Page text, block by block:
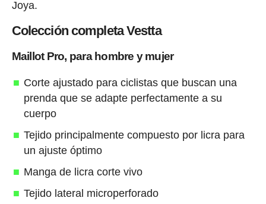
Joya.
Colección completa Vestta
Maillot Pro, para hombre y mujer
Corte ajustado para ciclistas que buscan una
prenda que se adapte perfectamente a su
cuerpo
Tejido principalmente compuesto por licra para
un ajuste óptimo
Manga de licra corte vivo
Tejido lateral microperforado